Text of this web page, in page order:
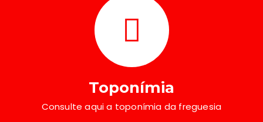
Toponímia
Consulte aqui a toponímia da freguesia